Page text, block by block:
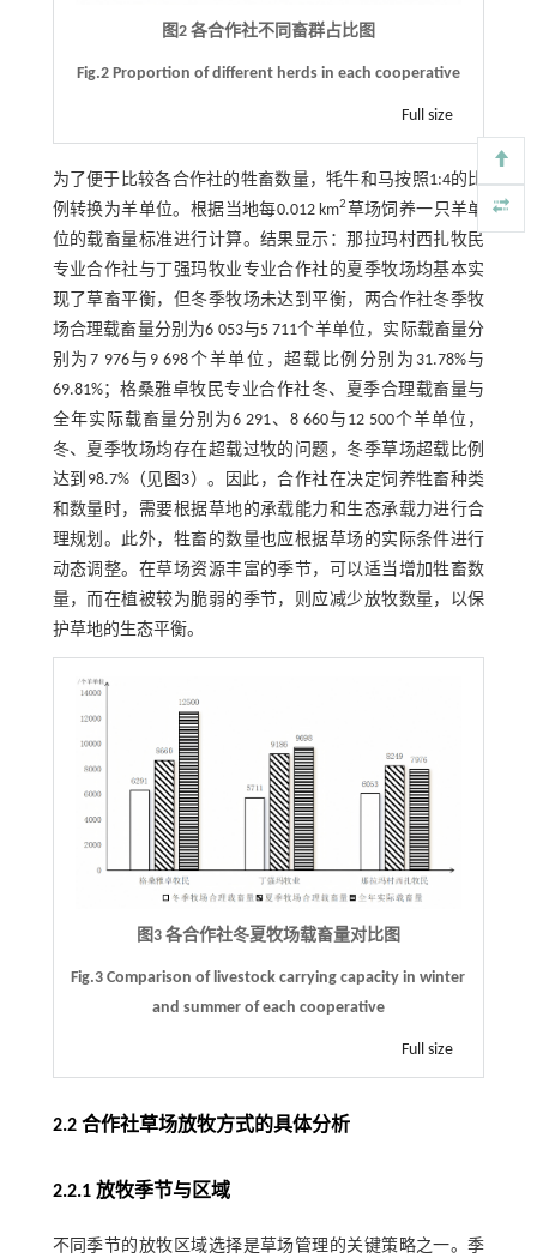
图2 各合作社不同畜群占比图
Fig.2 Proportion of different herds in each cooperative
Full size
为了便于比较各合作社的牲畜数量，牦牛和马按照1:4的比
例转换为羊单位。根据当地每0.012 km2草场饲养一只羊单
位的载畜量标准进行计算。结果显示：那拉玛村西扎牧民
专业合作社与丁强玛牧业专业合作社的夏季牧场均基本实
现了草畜平衡，但冬季牧场未达到平衡，两合作社冬季牧
场合理载畜量分别为6 053与5 711个羊单位，实际载畜量分
别为7 976与9 698个羊单位，超载比例分别为31.78%与
69.81%；格桑雅卓牧民专业合作社冬、夏季合理载畜量与
全年实际载畜量分别为6 291、8 660与12 500个羊单位，
冬、夏季牧场均存在超载过牧的问题，冬季草场超载比例
达到98.7%（见 图3）。因此，合作社在决定饲养牲畜种类
和数量时，需要根据草地的承载能力和生态承载力进行合
理规划。此外，牲畜的数量也应根据草场的实际条件进行
动态调整。在草场资源丰富的季节，可以适当增加牲畜数
量，而在植被较为脆弱的季节，则应减少放牧数量，以保
护草地的生态平衡。
图3 各合作社冬夏牧场载畜量对比图
Fig.3 Comparison of livestock carrying capacity in winter
and summer of each cooperative
Full size
2.2 合作社草场放牧方式的具体分析
2.2.1 放牧季节与区域
不同季节的放牧区域选择是草场管理的关键策略之一。季